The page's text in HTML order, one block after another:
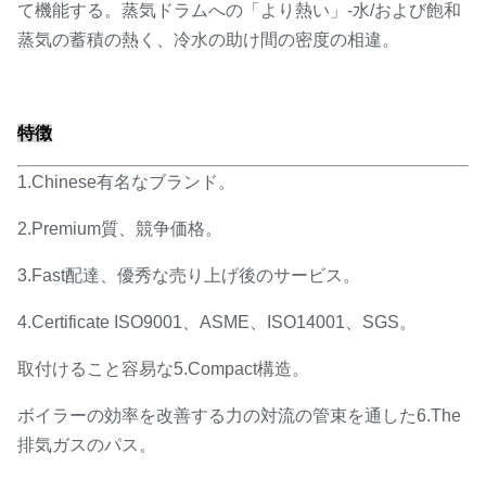
て機能する。蒸気ドラムへの「より熱い」-水/および飽和
蒸気の蓄積の熱く、冷水の助け間の密度の相違。
特徴
1.Chinese有名なブランド。
2.Premium質、競争価格。
3.Fast配達、優秀な売り上げ後のサービス。
4.Certificate ISO9001、ASME、ISO14001、SGS。
取付けること容易な5.Compact構造。
ボイラーの効率を改善する力の対流の管束を通した6.The
排気ガスのパス。